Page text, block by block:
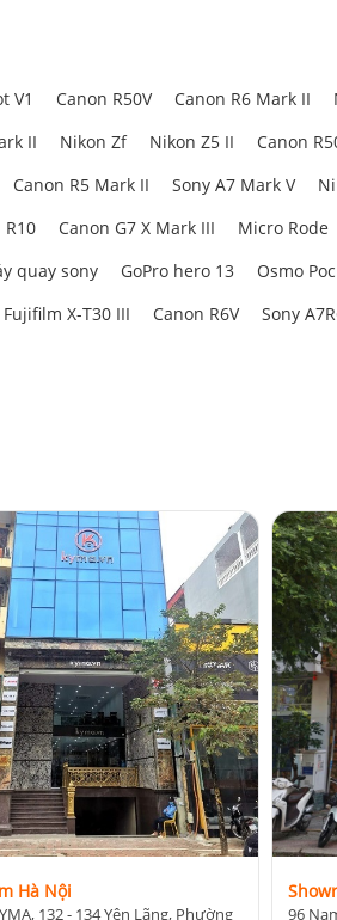
thông minh của bạn chỉ trong khoảng 15
máy tính hay dây cáp.
ảnh 46 x 62 mm. Độ phân giải ảnh được hỗ
riêng, nhưng chất lượng bản in rất đáng
V1 Canon R50V Canon R6 Mark II
II Nikon Zf Nikon Z5 II Canon
Canon R5 Mark II Sony A7 Mark V
R10 Canon G7 X Mark III Micro Rode
quay sony GoPro hero 13 Osmo
Fujifilm X-T30 III Canon R6V Sony
Hà Nội
132 - 134 Yên Lãng, Phường 96